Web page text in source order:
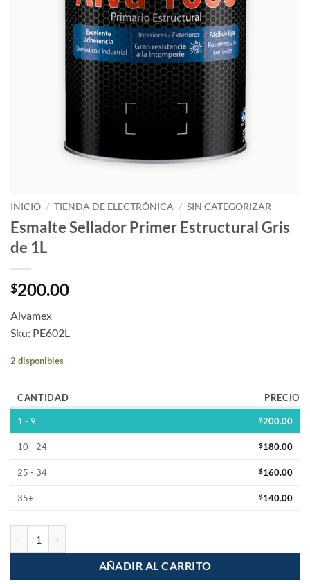
INICIO / TIENDA DE ELECTRÓNICA / SIN CATEGORIZAR
Esmalte Sellador Primer Estructural Gris
de 1L
$200.00
Alvamex
Sku: PE602L
2 disponibles
CANTIDAD PRECIO
1 - 9 $200.00
10 - 24 $180.00
25 - 34 $160.00
35+ $140.00
AÑADIR AL CARRITO